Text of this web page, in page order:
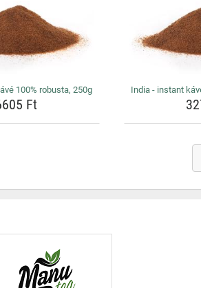
100% robusta, 250g
Ft
India - instant